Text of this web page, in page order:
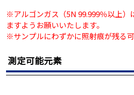
※アルゴンガス（5N 99.999％以上）
ますようお願いいたします。
※サンプルにわずかに照射痕が残る可
測定可能元素